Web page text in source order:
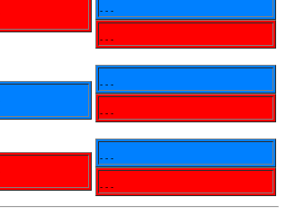
- - -
- - -
- - -
- - -
- - -
- - -